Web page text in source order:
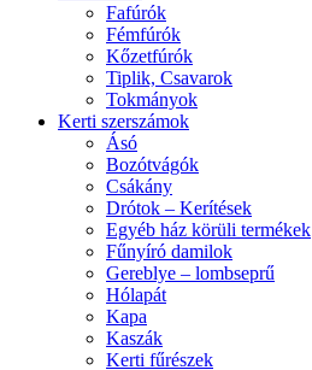
Fafúrók
Fémfúrók
Kőzetfúrók
Tiplik, Csavarok
Tokmányok
Kerti szerszámok
Ásó
Bozótvágók
Csákány
Drótok – Kerítések
Egyéb ház körüli termékek
Fűnyíró damilok
Gereblye – lombseprű
Hólapát
Kapa
Kaszák
Kerti fűrészek